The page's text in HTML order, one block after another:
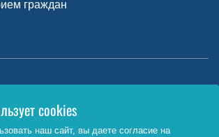
граждан
и высшего образования РФ
cookies
наш сайт, вы даете согласие на